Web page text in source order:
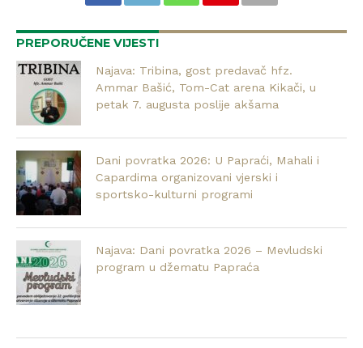
PREPORUČENE VIJESTI
Najava: Tribina, gost predavač hfz.
Ammar Bašić, Tom-Cat arena Kikači, u
petak 7. augusta poslije akšama
Dani povratka 2026: U Papraći, Mahali i
Capardima organizovani vjerski i
sportsko-kulturni programi
Najava: Dani povratka 2026 – Mevludski
program u džematu Papraća